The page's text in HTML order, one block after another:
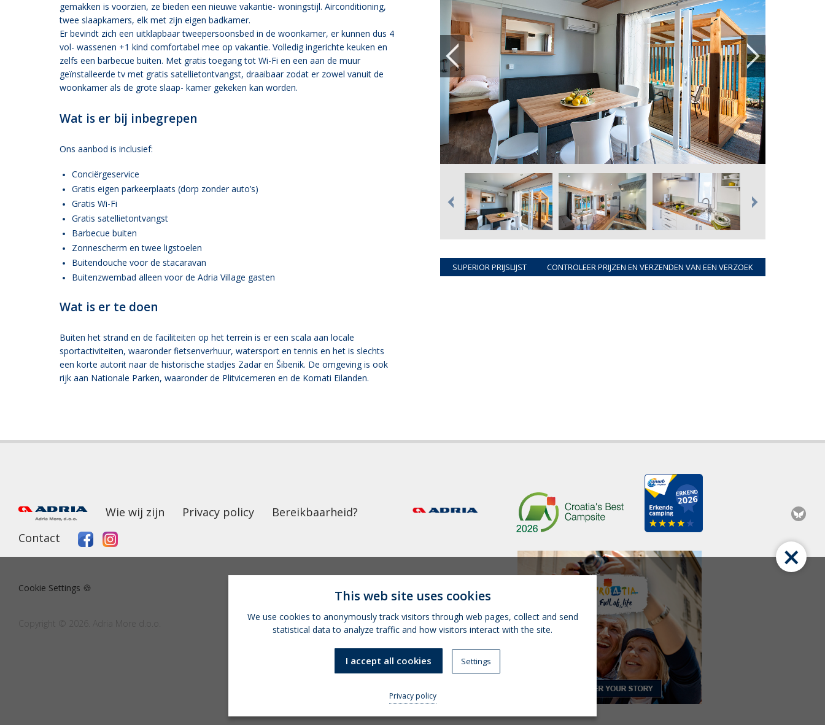
gemakken is voorzien, ze bieden een nieuwe vakantie- woningstijl. Airconditioning,
twee slaapkamers, elk met zijn eigen badkamer.
Er bevindt zich een uitklapbaar tweepersoonsbed in de woonkamer, er kunnen dus 4
vol- wassenen +1 kind comfortabel mee op vakantie. Volledig ingerichte keuken en
zelfs een barbecue buiten. Met gratis toegang tot Wi-Fi en een aan de muur
geïnstalleerde tv met gratis satellietontvangst, draaibaar zodat er zowel vanuit de
woonkamer als de grote slaap- kamer gekeken kan worden.
Wat is er bij inbegrepen
Ons aanbod is inclusief:
Conciërgeservice
Gratis eigen parkeerplaats (dorp zonder auto’s)
Gratis Wi-Fi
Gratis satellietontvangst
Barbecue buiten
Zonnescherm en twee ligstoelen
Buitendouche voor de stacaravan
Buitenzwembad alleen voor de Adria Village gasten
Wat is er te doen
Buiten het strand en de faciliteiten op het terrein is er een scala aan locale
sportactiviteiten, waaronder fietsenverhuur, watersport en tennis en het is slechts
een korte autorit naar de historische stadjes Zadar en Šibenik. De omgeving is ook
rijk aan Nationale Parken, waaronder de Plitvicemeren en de Kornati Eilanden.
SUPERIOR PRIJSLIJST
Wie wij zijn Privacy policy
Bereikbaarheid?
Contact
Cookie Settings 🍪
Copyright © 2026. Adria More d.o.o.
×
This web site uses cookies
We use cookies to anonymously track visitors through web pages, collect and send
statistical data to analyze traffic and how visitors interact with the site.
Privacy policy
I accept all cookies Settings